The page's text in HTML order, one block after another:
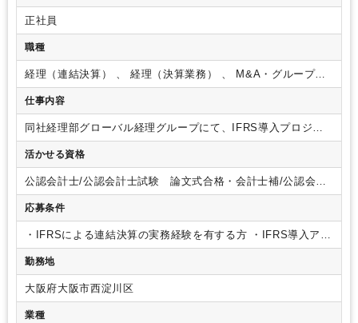
育児・託児支援制度 年間休日120日以上
正社員
職種
経理（連結決算） 、 経理（決算業務） 、 M&A・グループ会
社管理
仕事内容
同社経理部グローバル経理グループにて、IFRS導入プロジェ
クト担当としてご活躍いただきます。具体的には、・IFRSと
J-GAPPの差異に関する対応方針策定
・決算早期化対応 など。 他にも、連結決算に関わる以下業務
においても随時ご対応いただきます。・海外子会社の経理処
理・会計指導
マネジメント業務など、希望や適性に応じポジションは様々ご
期待いただけます。
活かせる資格
公認会計士/公認会計士試験 論文式合格・会計士補/公認会計
士試験 短答式合格/税理士/税理士 シングルマスター/税理
士 ダブルマスター/USCPA
応募条件
・IFRSによる連結決算の実務経験を有する方 ・IFRS導入アド
バイザリー経験者・会計士もしくはUSCPAなどの有資格者・
TOEICスコア700以上、もしくは同程度以上の英語力をお持ち
の方 （歓迎要件） ・製造業（グローバル企業尚良し）での経
理実務経験者 ・将来海外で活躍したい方
をお持ちの方
勤務地
大阪府大阪市西淀川区
業種